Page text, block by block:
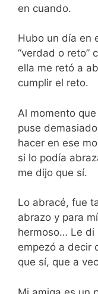
en cuando.
Hubo un día en
“verdad o reto”
ella me retó a
cumplir el reto.
Al momento
puse
hacer en ese
si lo podía
me dijo que sí.
Lo abracé, fue
abrazo y para
hermoso… Le di
empezó a decir
que sí, que a